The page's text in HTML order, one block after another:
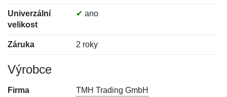
Univerzální
velikost
✔ ano
Záruka 2 roky
Výrobce
Firma TMH Trading GmbH